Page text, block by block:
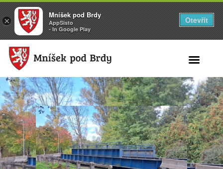
×
Mníšek pod Brdy
AppSisto
- In Google Play
Otevřít